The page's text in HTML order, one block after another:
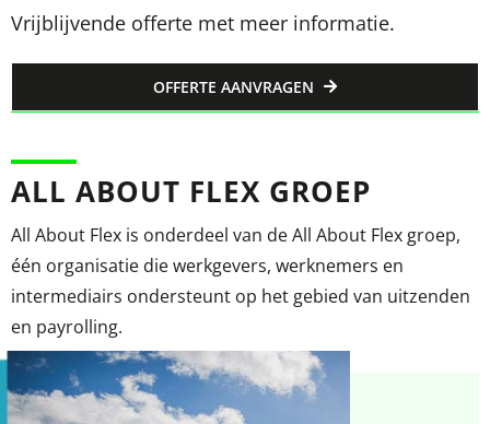
Vrijblijvende offerte met meer informatie.
OFFERTE AANVRAGEN
ALL ABOUT FLEX GROEP
All About Flex is onderdeel van de All About Flex groep,
één organisatie die werkgevers, werknemers en
intermediairs ondersteunt op het gebied van uitzenden
en payrolling.